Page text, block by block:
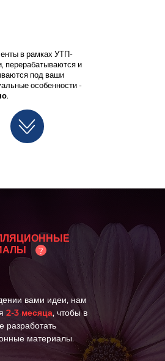
в рамках УТП-
перерабатываются и
под ваши
особенности -
.
?
вами идеи, нам
2-3 месяца, чтобы в
разработать
материалы.